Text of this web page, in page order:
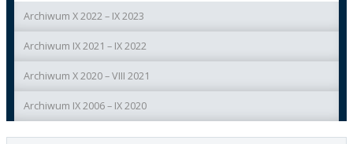
Archiwum X 2022 – IX 2023
Archiwum IX 2021 – IX 2022
Archiwum X 2020 – VIII 2021
Archiwum IX 2006 – IX 2020